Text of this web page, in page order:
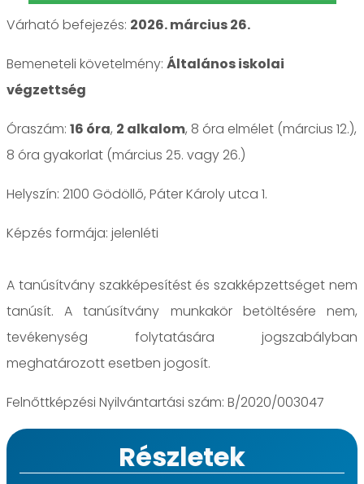
Várható befejezés: 2026. március 26.
Bemeneteli követelmény: Általános iskolai
végzettség
Óraszám: 16 óra, 2 alkalom, 8 óra elmélet (március 12.),
8 óra gyakorlat (március 25. vagy 26.)
Helyszín: 2100 Gödöllő, Páter Károly utca 1.
jelenléti
A tanúsítvány szakképesítést és szakképzettséget nem
tanúsít. A tanúsítvány munkakör betöltésére nem,
tevékenység folytatására jogszabályban
meghatározott esetben jogosít.
Felnőttképzési Nyilvántartási szám: B/2020/003047
Részletek